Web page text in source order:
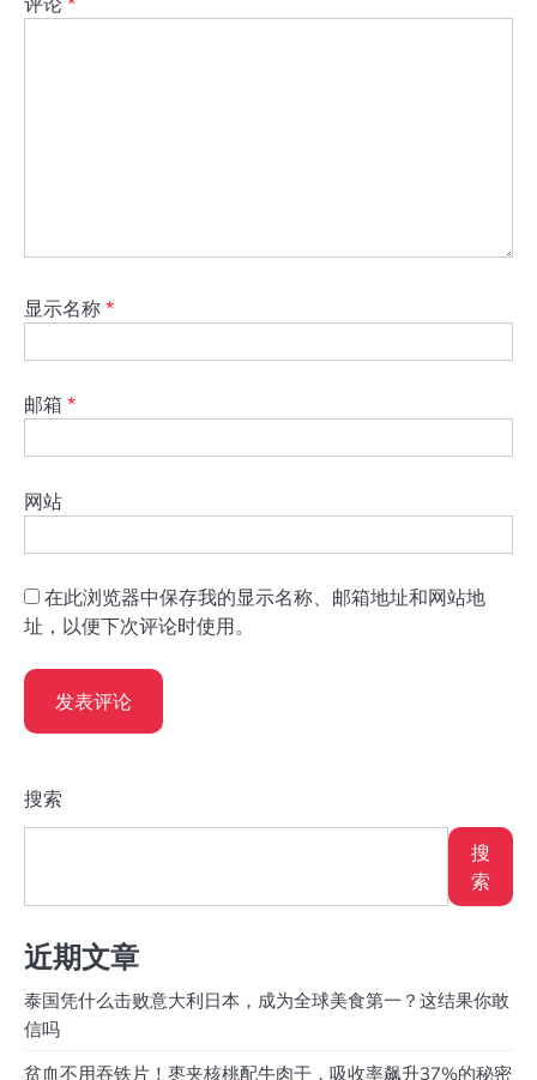
显示名称 *
邮箱 *
网站
在此浏览器中保存我的显示名称、邮箱地址和网站地
址，以便下次评论时使用。
搜索
搜
索
近期文章
泰国凭什么击败意大利日本，成为全球美食第一？这结果你敢
信吗
贫血不用吞铁片！枣夹核桃配牛肉干，吸收率飙升37%的秘密